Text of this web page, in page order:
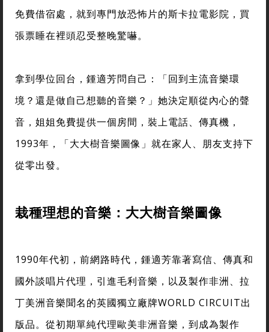
免費借宿處，就到專門放恐怖片的斯卡拉電影院，買
張票睡在裡頭忍受整晚驚嚇。
拿到學位回台，鍾適芳問自己：「回到主流音樂環
境？還是做自己想聽的音樂？」她決定順從內心的聲
音，姐姐免費提供一個房間，裝上電話、傳真機，
1993年，「大大樹音樂圖像」就在家人、朋友支持下
從零出發。
栽種理想的音樂：大大樹音樂圖像
1990年代初，前網路時代，鍾適芳靠著寫信、傳真和
國外談唱片代理，引進毛利音樂，以及製作非洲、拉
丁美洲音樂聞名的英國獨立廠牌WORLD CIRCUIT出
版品。從初期單純代理歐美非洲音樂，到成為製作